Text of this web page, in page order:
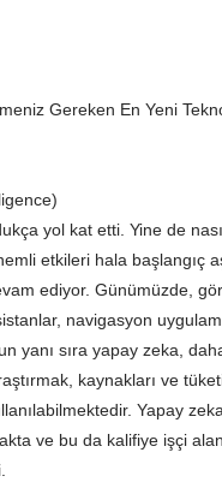
Gereken En Yeni
yol kat etti. Yine de nasıl
etkileri hala başlangıç
ediyor. Günümüzde,
navigasyon
yanı sıra yapay zeka,
kaynakları ve
Yapay
ve bu da kalifiye işçi